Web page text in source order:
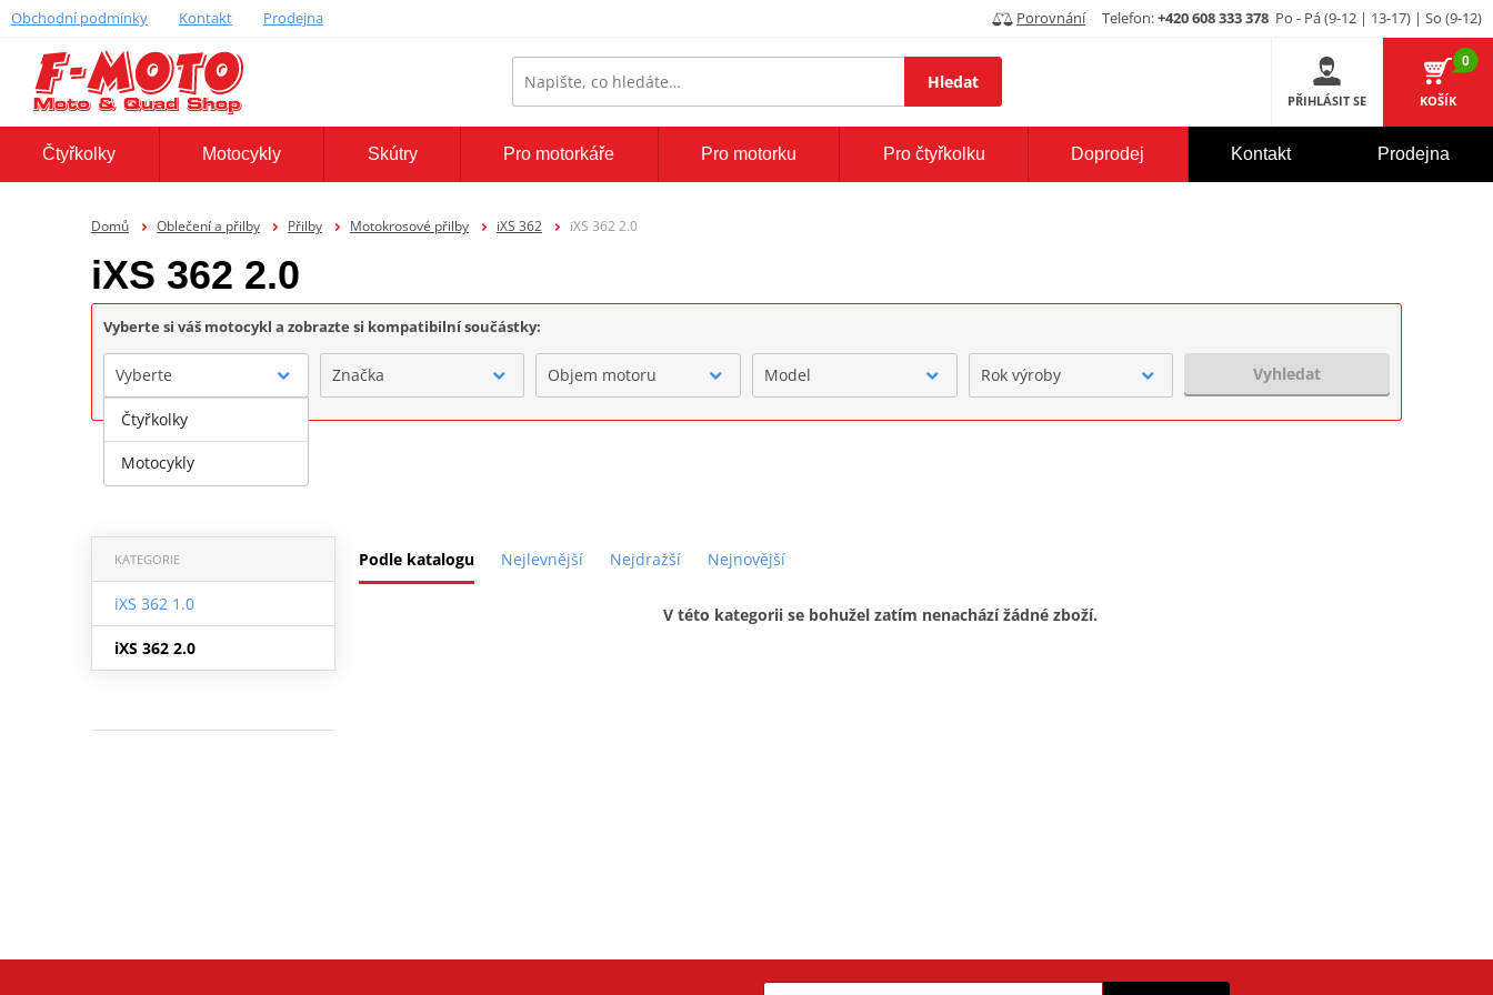
Obchodní podmínky Kontakt Prodejna Porovnání Telefon:+420 608 333 378 Po - Pá (9-12 | 13-17) | So (9-12)
Hledat
PŘIHLÁSIT SE
0
KOŠÍK
Čtyřkolky Motocykly Skútry Pro motorkáře Pro motorku Pro čtyřkolku Doprodej Kontakt Prodejna
Domů Oblečení a přilby Přilby Motokrosové přilby iXS 362 iXS 362 2.0
iXS 362 2.0
Vyberte si váš motocykl a zobrazte si kompatibilní součástky:
Vyberte Značka Objem motoru Model Rok výroby Vyhledat
Podle katalogu Nejlevnější Nejdražší Nejnovější
KATEGORIE
iXS 362 1.0
iXS 362 2.0
V této kategorii se bohužel zatím nenachází žádné zboží.
Čtyřkolky
Motocykly